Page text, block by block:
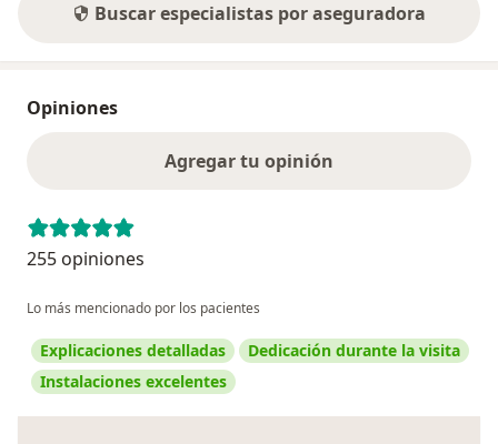
Buscar especialistas por aseguradora
Opiniones
Agregar tu opinión
255 opiniones
Lo más mencionado por los pacientes
Explicaciones detalladas
Dedicación durante la visita
Instalaciones excelentes